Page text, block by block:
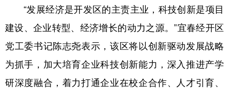
“发展经济是开发区的主责主业，科技创新是项目
建设、企业转型、经济增长的动力之源。”宜春经开区
党工委书记陈志尧表示，该区将以创新驱动发展战略
为抓手，加大培育企业科技创新能力，深入推进产学
研深度融合，着力打通企业在校企合作、人才引育、